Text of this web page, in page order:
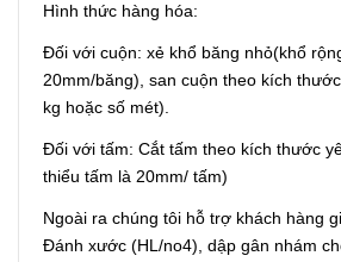
Hình thức hàng hóa:
Đối với cuộn: xẻ khổ băng nhỏ(khổ
20mm/băng), san cuộn theo kích
kg hoặc số mét).
Đối với tấm: Cắt tấm theo kích thước
thiểu tấm là 20mm/ tấm)
Ngoài ra chúng tôi hỗ trợ khách hàng
Đánh xước (HL/no4), dập gân nhám